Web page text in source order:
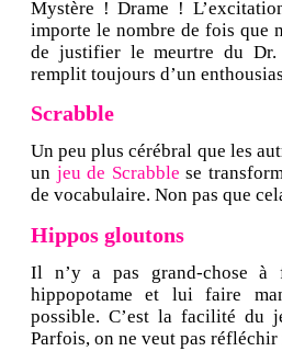
Mystère ! Drame !
importe le nombre de fois que
de justifier le meurtre du Dr.
remplit toujours d’un
Scrabble
Un peu plus cérébral que les
un jeu de Scrabble se
de vocabulaire. Non pas que
Hippos gloutons
Il n’y a pas grand-chose à
hippopotame et lui faire
possible. C’est la facilité du
Parfois, on ne veut pas